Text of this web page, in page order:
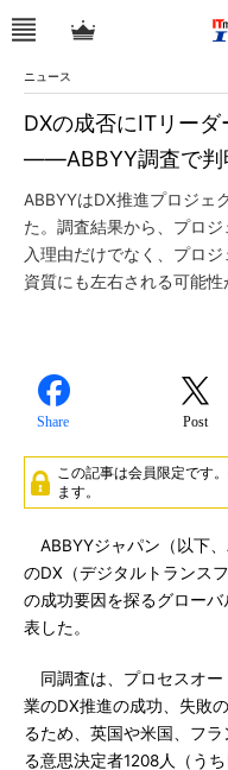
ニュース
DXの成否にITリー
――ABBYY調査で判
ABBYYはDX推進プロジェ
た。調査結果から、プロ
入理由だけでなく、プロ
資質にも左右される可能性
Share Post
この記事は会員限定です。
ます。
ABBYYジャパン（以下
のDX（デジタルトランス
の成功要因を探るグロー
表した。
同調査は、プロセスオー
業のDX推進の成功、失敗
るため、英国や米国、フ
る意思決定者1208人（う